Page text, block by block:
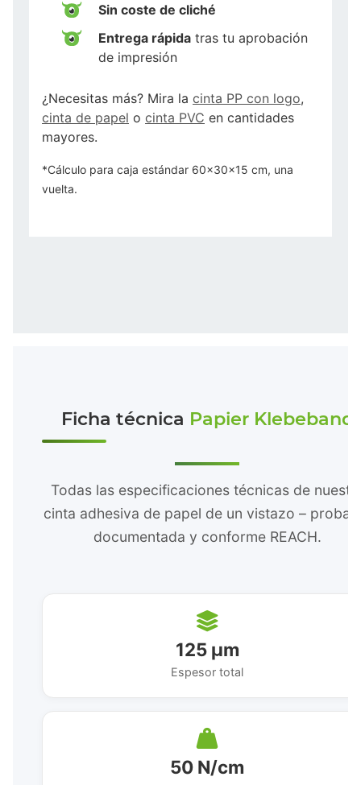
Sin coste de cliché
Entrega rápida tras tu aprobación
de impresión
¿Necesitas más? Mira la cinta PP con logo,
cinta de papel o cinta PVC en cantidades
mayores.
*Cálculo para caja estándar 60x30x15 cm, una
vuelta.
Ficha técnica Papier Klebeband
Todas las especificaciones técnicas de
cinta adhesiva de papel de un vistazo –
documentada y conforme REACH.
125 μm
Espesor total
50 N/cm